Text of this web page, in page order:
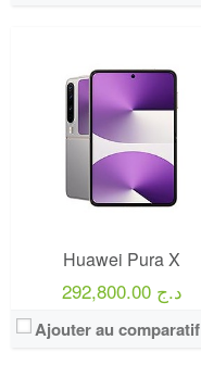
Huawei Pura X
292,800.00 د.ج
Ajouter au comparatif